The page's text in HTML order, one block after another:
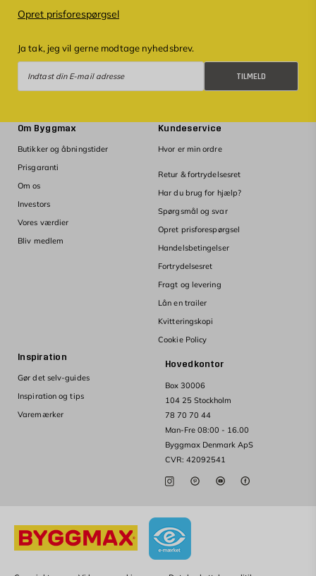
Opret prisforespørgsel
Ja tak, jeg vil gerne modtage nyhedsbrev.
TILMELD
Hovedkontor
Box 30006
104 25 Stockholm
78 70 70 44
Man-Fre 08:00 - 16.00
Byggmax Denmark ApS
CVR: 42092541
Om Byggmax
Butikker og åbningstider
Prisgaranti
Om os
Investors
Vores værdier
Bliv medlem
Kundeservice
Hvor er min ordre
Retur & fortrydelsesret
Har du brug for hjælp?
Spørgsmål og svar
Opret prisforespørgsel
Handelsbetingelser
Fortrydelsesret
Fragt og levering
Lån en trailer
Kvitteringskopi
Cookie Policy
Inspiration
Gør det selv-guides
Inspiration og tips
Varemærker